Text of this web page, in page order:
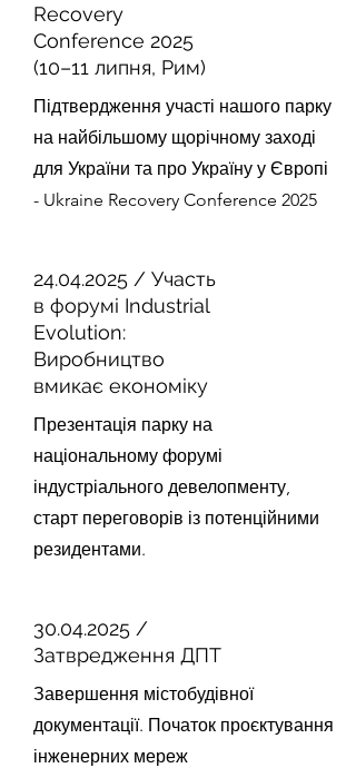
Recovery
Conference 2025
(10–11 липня, Рим)
Підтвердження участі нашого парку
на найбільшому щорічному заході
для України та про Україну у Європі
- Ukraine Recovery Conference 2025
24.04.2025 / Участь
в форумі Industrial
Evolution:
Виробництво
вмикає економіку
Презентація парку на
національному форумі
індустріального девелопменту,
старт переговорів із потенційними
резидентами.
30.04.2025 /
Затвредження ДПТ
Завершення містобудівної
документації. Початок проєктування
інженерних мереж